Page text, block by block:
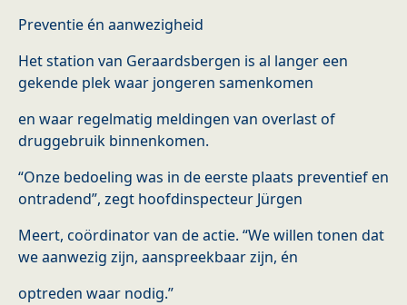
Preventie én aanwezigheid
Het station van Geraardsbergen is al langer een
gekende plek waar jongeren samenkomen
en waar regelmatig meldingen van overlast of
druggebruik binnenkomen.
“Onze bedoeling was in de eerste plaats preventief en
ontradend”, zegt hoofdinspecteur Jürgen
Meert, coördinator van de actie. “We willen tonen dat
we aanwezig zijn, aanspreekbaar zijn, én
optreden waar nodig.”